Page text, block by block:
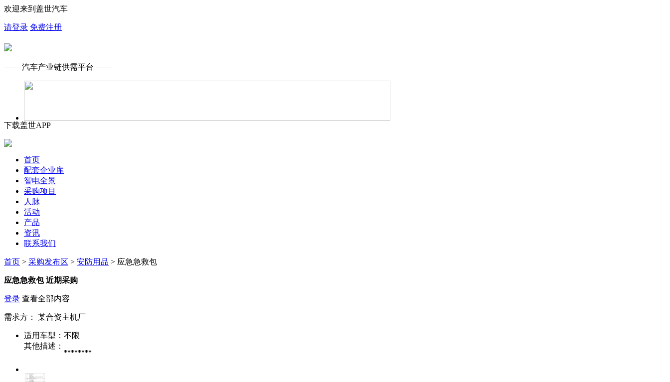
欢迎来到盖世汽车
请登录 免费注册
—— 汽车产业链供需平台 ——
下载盖世APP
首页
配套企业库
智电全景
采购项目
人脉
活动
产品
资讯
联系我们
首页 > 采购发布区 > 安防用品 > 应急急救包
应急急救包 近期采购
登录 查看全部内容
需求方： 某合资主机厂
适用车型： 不限
其他描述：
********